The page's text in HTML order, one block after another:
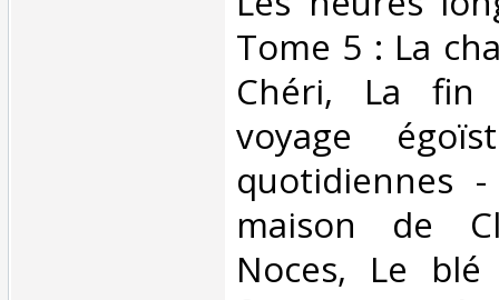
Tome 5 : La
Chéri, La
voyage
quotidiennes
maison de
Noces, Le